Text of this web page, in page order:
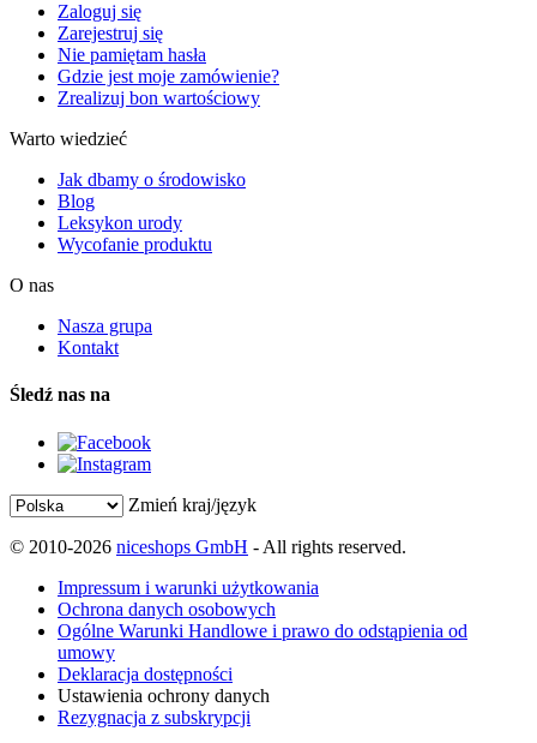
Zaloguj się
Zarejestruj się
Nie pamiętam hasła
Gdzie jest moje zamówienie?
Zrealizuj bon wartościowy
Warto wiedzieć
Jak dbamy o środowisko
Blog
Leksykon urody
Wycofanie produktu
O nas
Nasza grupa
Kontakt
Śledź nas na
Zmień kraj/język
© 2010-2026 niceshops GmbH - All rights reserved.
Impressum i warunki użytkowania
Ochrona danych osobowych
Ogólne Warunki Handlowe i prawo do odstąpienia od
umowy
Deklaracja dostępności
Ustawienia ochrony danych
Rezygnacja z subskrypcji